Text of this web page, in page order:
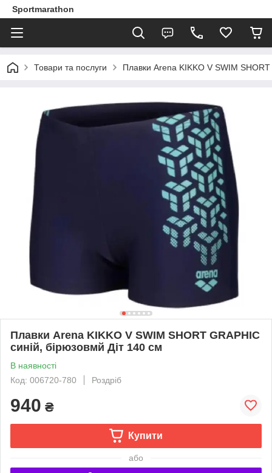
Sportmarathon
Товари та послуги Плавки Arena KIKKO V SWIM
Плавки Arena KIKKO V SWIM SHORT GRAPHIC
синій, бірюзовмй Діт 140 см
В наявності
Код: 006720-780
Роздріб
940 ₴
Купити
або